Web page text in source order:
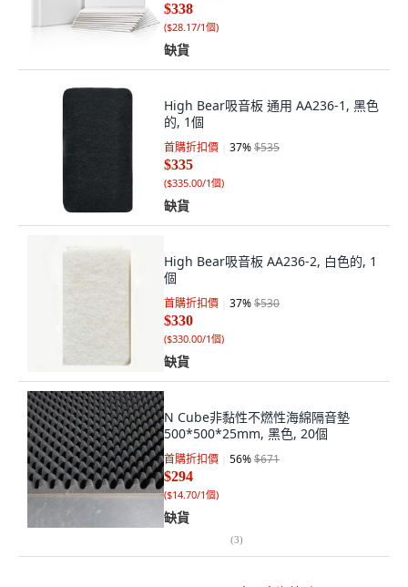
$338
($28.17/1個)
缺貨
High Bear吸音板 通用 AA236-1, 黑色
的, 1個
首購折扣價 37%$535
$335
($335.00/1個)
缺貨
High Bear吸音板 AA236-2, 白色的, 1
個
首購折扣價 37%$530
$330
($330.00/1個)
缺貨
N Cube非黏性不燃性海綿隔音墊
500*500*25mm, 黑色, 20個
首購折扣價 56%$671
$294
($14.70/1個)
缺貨
(3)